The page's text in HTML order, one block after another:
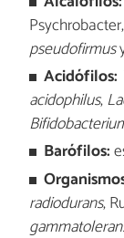
pseudofirmus
Acidófilos:
acidophilus,
Barófilos:
radiodurans,